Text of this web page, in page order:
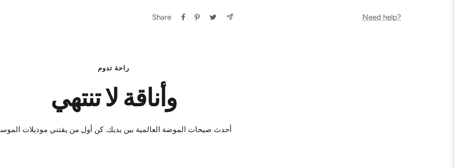
Share Need help?
راحة تدوم
وأناقة لا تنتهي
أحدث صيحات الموضة العالمية بين يديك. كن أول من يقتني موديلات